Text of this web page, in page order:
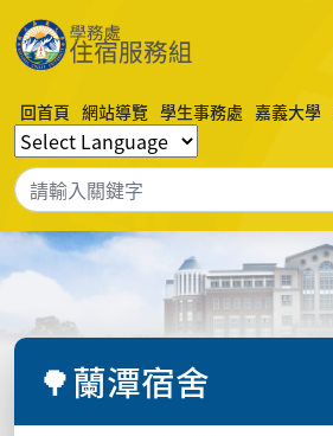
回首頁 網站導覽 學生事務處 嘉義大學
🌳蘭潭宿舍